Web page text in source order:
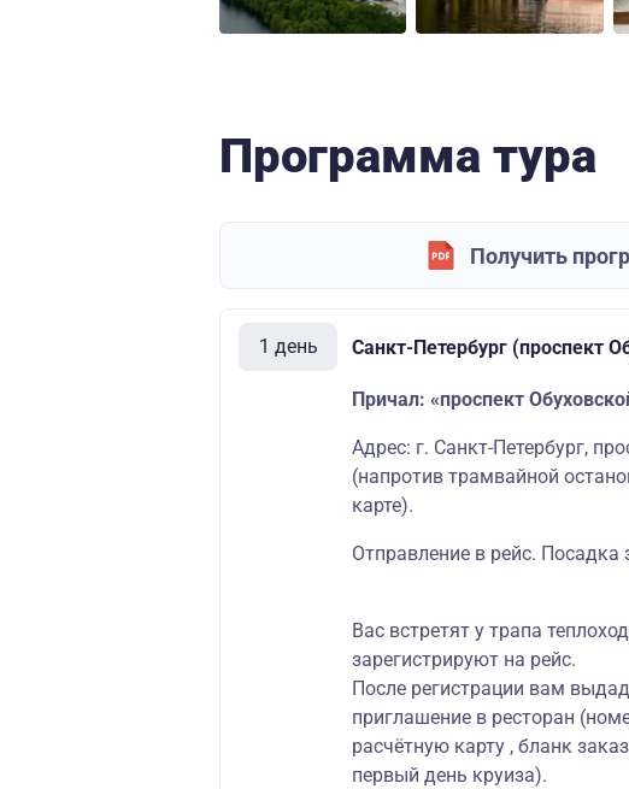
Программа тура
Получить
1 день Санкт-Петербург (проспект
Причал: «проспект
Адрес: г. Санкт-Петербург,
(напротив трамвайной
карте).
Отправление в рейс. Посадка
Вас встретят у трапа
зарегистрируют на рейс.
После регистрации вам
приглашение в ресторан
расчётную карту , бланк
первый день круиза).